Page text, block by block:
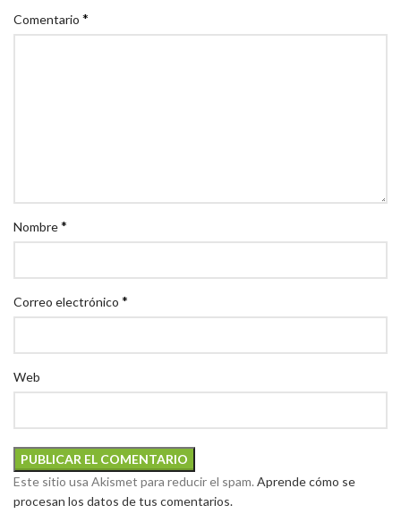
Comentario *
Nombre*
Correo electrónico *
Web
Este sitio usa Akismet para reducir el spam. Aprende cómo se
procesan los datos de tus comentarios.